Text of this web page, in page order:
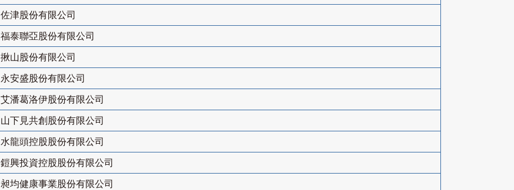
佐津股份有限公司
福泰聯亞股份有限公司
揪山股份有限公司
永安盛股份有限公司
艾潘葛洛伊股份有限公司
山下見共創股份有限公司
水龍頭控股股份有限公司
鎧興投資控股股份有限公司
昶均健康事業股份有限公司